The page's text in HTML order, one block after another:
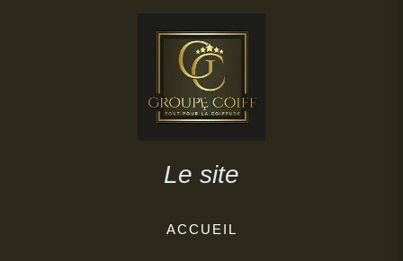
Le site
ACCUEIL